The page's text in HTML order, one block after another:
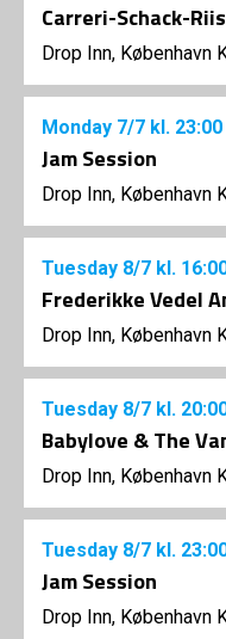
Carreri-Schack-
Drop Inn, København
Monday 7/7 kl. 23:00
Jam Session
Drop Inn, København
Tuesday 8/7 kl.
Frederikke Vedel
Drop Inn, København
Tuesday 8/7 kl.
Babylove & The
Drop Inn, København
Tuesday 8/7 kl.
Jam Session
Drop Inn, København